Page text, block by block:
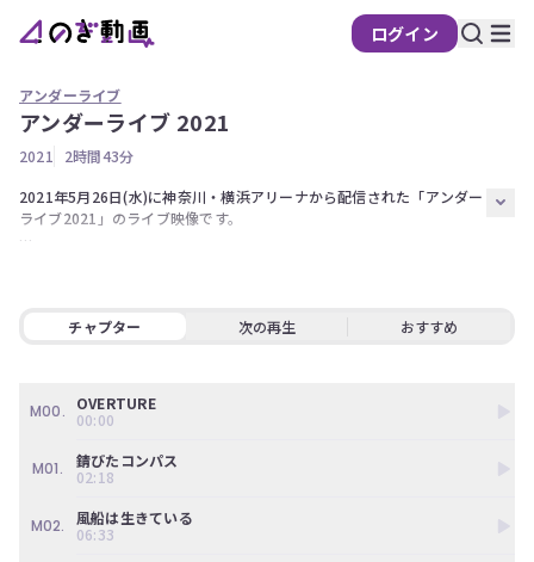
ログイン
の
動
画
アンダーライブ
アンダーライブ 2021
2021
2時間43分
2021年5月26日(水)に神奈川・横浜アリーナから配信された「アンダー
ライブ2021」のライブ映像です。
みり愛、和田まあや
す。ご了承ください。
チャプター 次の再生 おすすめ
M00.
OVERTURE
00:00
M01.
錆びたコンパス
02:18
M02.
風船は生きている
06:33